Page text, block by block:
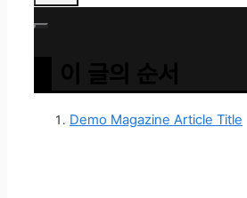
Demo Magazine Article Title